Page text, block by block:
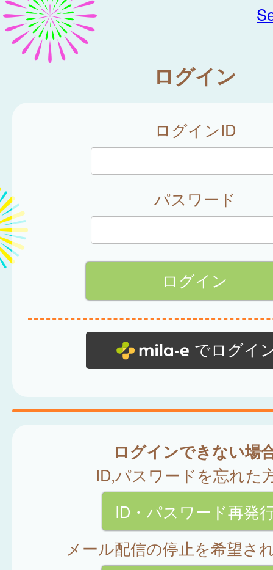
ログイン
ログインID
パスワード
でログイ
ログインできない場
ID,パスワードを忘れた
ID・パスワード再発
メール配信の停止を希望さ